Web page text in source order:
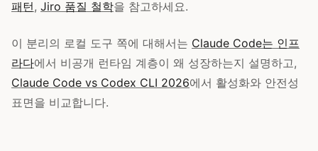
패턴, Jiro 품질 철학을 참고하세요.
이 분리의 로컬 도구 쪽에 대해서는 Claude Code는 인프
라다에서 비공개 런타임 계층이 왜 성장하는지 설명하고,
Claude Code vs Codex CLI 2026에서 활성화와 안전성
표면을 비교합니다.